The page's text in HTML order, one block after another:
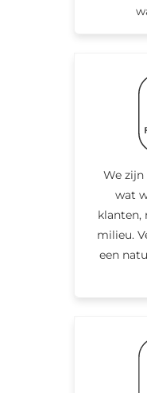
We
wat
klanten,
milieu.
een